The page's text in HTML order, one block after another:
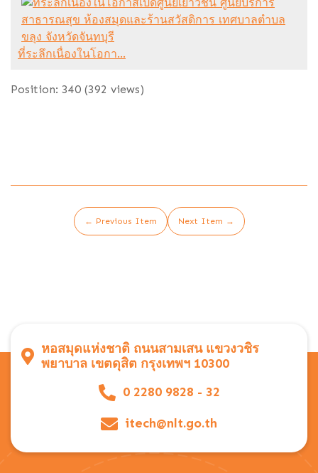
ที่ระลึกเนื่องในโอกา...
Position: 340 (392 views)
← Previous Item Next Item →
หอสมุดแห่งชาติ ถนนสามเสน แขวงวชิร
พยาบาล เขตดุสิต กรุงเทพฯ 10300
0 2280 9828 - 32
itech@nlt.go.th